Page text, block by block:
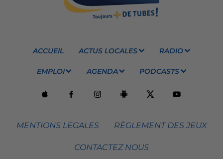
ACCUEIL ACTUS LOCALES RADIO
EMPLOI AGENDA PODCASTS
MENTIONS LEGALES RÈGLEMENT DES JEUX
CONTACTEZ NOUS